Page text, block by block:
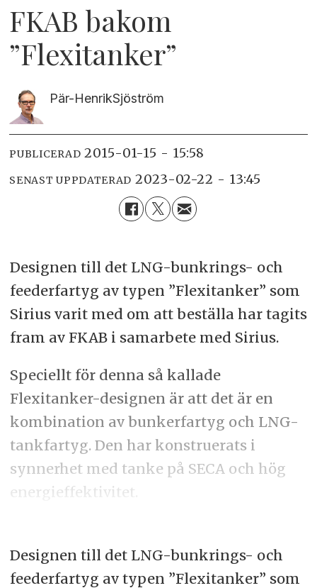
FKAB bakom
”Flexitanker”
Pär-HenrikSjöström
PUBLICERAD 2015-01-15 - 15:58
SENAST UPPDATERAD 2023-02-22 - 13:45
Designen till det LNG-bunkrings- och
feederfartyg av typen ”Flexitanker” som
Sirius varit med om att beställa har tagits
fram av FKAB i samarbete med Sirius.
Speciellt för denna så kallade
Flexitanker-designen är att det är en
kombination av bunkerfartyg och LNG-
tankfartyg. Den har konstruerats i
synnerhet med tanke på SECA och hög
energieffektivitet.
Designen till det LNG-bunkrings- och
feederfartyg av typen ”Flexitanker” som